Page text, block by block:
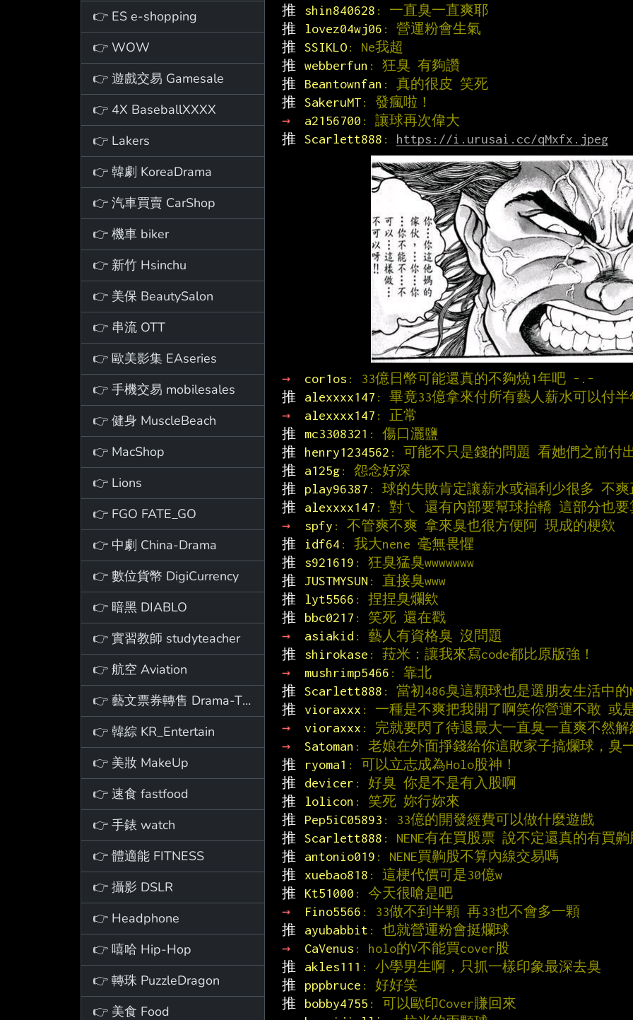
👉 ES e-shopping
👉 WOW
👉 遊戲交易 Gamesale
👉 4X BaseballXXXX
👉 Lakers
👉 韓劇 KoreaDrama
👉 汽車買賣 CarShop
👉 機車 biker
👉 新竹 Hsinchu
👉 美保 BeautySalon
👉 串流 OTT
👉 歐美影集 EAseries
👉 手機交易 mobilesales
👉 健身 MuscleBeach
👉 MacShop
👉 Lions
👉 FGO FATE_GO
👉 中劇 China-Drama
👉 數位貨幣 DigiCurrency
👉 暗黑 DIABLO
👉 實習教師 studyteacher
👉 航空 Aviation
👉 藝文票券轉售 Drama-Ticket
👉 韓綜 KR_Entertain
👉 美妝 MakeUp
👉 速食 fastfood
👉 手錶 watch
👉 體適能 FITNESS
👉 攝影 DSLR
👉 Headphone
👉 嘻哈 Hip-Hop
👉 轉珠 PuzzleDragon
👉 美食 Food
推
shin840628 : 一直臭一直爽耶
推
lovez04wj06 : 營運粉會生氣
推 SSIKLO: Ne我超
推 webberfun : 狂臭 有夠讚
推
Beantownfan : 真的很皮 笑死
推 SakeruMT: 發瘋啦！
→
a2156700 : 讓球再次偉大
推 Scarlett888 : https://i.urusai.cc/qMxfx.jpeg
→ cor1os : 33億日幣可能還真的不夠燒1年吧 -.-
推
alexxxx147 : 畢竟33億拿來付所有藝人薪水可以付
→
alexxxx147 : 正常
推
mc3308321 : 傷口灑鹽
推
henry1234562 : 可能不只是錢的問題 看她們之前付
推
a125g: 怨念好深
推
play96387 : 球的失敗肯定讓薪水或福利少很多 不爽
推
alexxxx147 : 對ㄟ 還有內部要幫球抬轎 這部分也要
→
spfy : 不管爽不爽 拿來臭也很方便阿 現成的梗欸
推
idf64 : 我大nene 毫無畏懼
推
s921619 : 狂臭猛臭wwwwwww
推 JUSTMYSUN : 直接臭www
推
lyt5566 : 捏捏臭爛欸
推
bbc0217 : 笑死 還在戳
→
asiakid : 藝人有資格臭 沒問題
推
shirokase : 菈米：讓我來寫code都比原版強！
→
mushrimp5466 : 靠北
推 Scarlett888 : 當初486臭這顆球也是選朋友生活中的
推
vioraxxx : 一種是不爽把我開了啊笑你營運不敢 或
→
vioraxxx : 完就要閃了待退最大一直臭一直爽不然解
→
Satoman : 老娘在外面掙錢給你這敗家子搞爛球，臭
推
ryoma1 : 可以立志成為Holo股神！
推
devicer : 好臭 你是不是有入股啊
推
lolicon : 笑死 妳行妳來
推
Pep5iC05893 : 33億的開發經費可以做什麼遊戲
推 Scarlett888 : NENE有在買股票 說不定還真的有買
推
antonio019 : NENE買齁股不算內線交易嗎
推
xuebao818 : 這梗代價可是30億w
推
Kt51000 : 今天很嗆是吧
→
Fino5566 : 33做不到半顆 再33也不會多一顆
推
ayubabbit : 也就營運粉會挺爛球
→
CaVenus : holo的V不能買cover股
推
akles111 : 小學男生啊，只抓一樣印象最深去臭
推
pppbruce : 好好笑
推
bobby4755 : 可以歐印Cover賺回來